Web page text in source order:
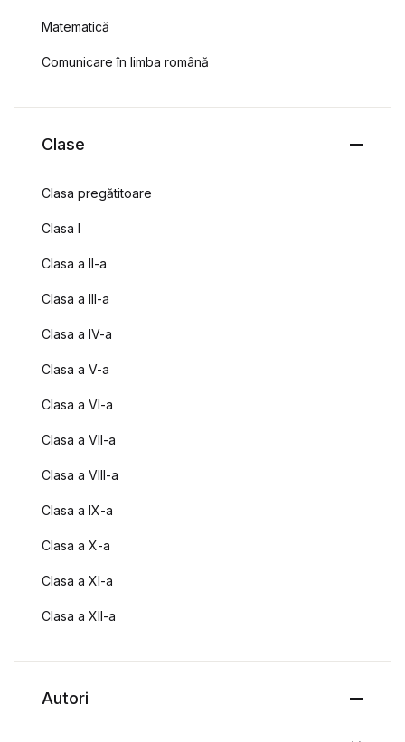
Matematică
Comunicare în limba română
Clase
Clasa pregătitoare
Clasa I
Clasa a II-a
Clasa a III-a
Clasa a IV-a
Clasa a V-a
Clasa a VI-a
Clasa a VII-a
Clasa a VIII-a
Clasa a IX-a
Clasa a X-a
Clasa a XI-a
Clasa a XII-a
Autori